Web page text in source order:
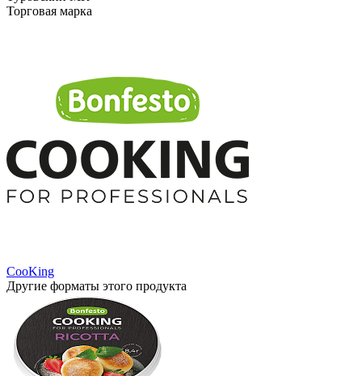
Торговая марка
CooKing
Другие форматы этого продукта